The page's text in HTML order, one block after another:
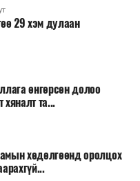
хугацаа
эдийн засгийн
юм.
29 хэм дулаан
өнгөрсөн долоо
хяналт та...
хөдөлгөөнд оролцох